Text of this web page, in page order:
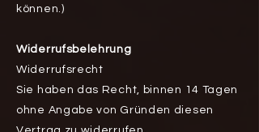
können.)
Widerrufsbelehrung
Widerrufsrecht
Sie haben das Recht, binnen 14 Tagen
ohne Angabe von Gründen diesen